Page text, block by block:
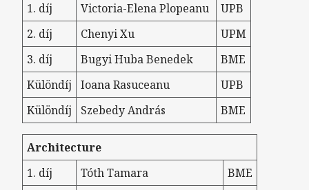
1. díj
Victoria-Elena Plopeanu
UPB
2. díj
Chenyi Xu
UPM
3. díj
Bugyi Huba Benedek
BME
Különdíj
Ioana Rasuceanu
UPB
Különdíj
Szebedy András BME
Architecture
1. díj
Tóth Tamara
BME